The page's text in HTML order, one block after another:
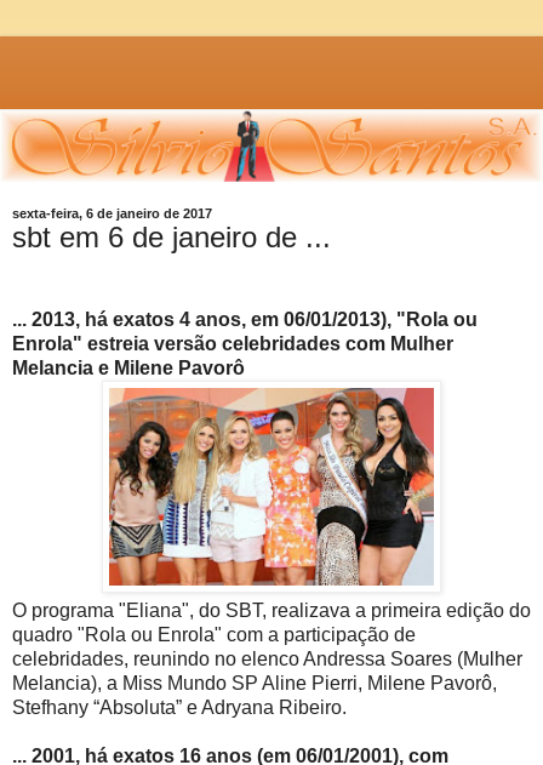
sexta-feira, 6 de janeiro de 2017
sbt em 6 de janeiro de ...
... 2013, há exatos 4 anos, em 06/01/2013), "Rola ou
Enrola" estreia versão celebridades com Mulher
Melancia e Milene Pavorô
O programa "Eliana", do SBT, realizava a primeira edição do
quadro "Rola ou Enrola" com a participação de
celebridades, reunindo no elenco Andressa Soares (Mulher
Melancia), a Miss Mundo SP Aline Pierri, Milene Pavorô,
Stefhany “Absoluta” e Adryana Ribeiro.
... 2001, há exatos 16 anos (em 06/01/2001), com